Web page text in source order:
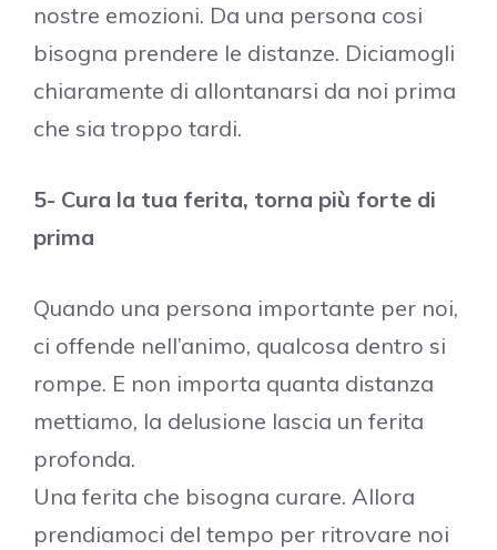
nostre emozioni. Da una persona cosi
bisogna prendere le distanze. Diciamogli
chiaramente di allontanarsi da noi prima
che sia troppo tardi.
5- Cura la tua ferita, torna più forte di
prima
Quando una persona importante per noi,
ci offende nell’animo, qualcosa dentro si
rompe. E non importa quanta distanza
mettiamo, la delusione lascia un ferita
profonda.
Una ferita che bisogna curare. Allora
prendiamoci del tempo per ritrovare noi